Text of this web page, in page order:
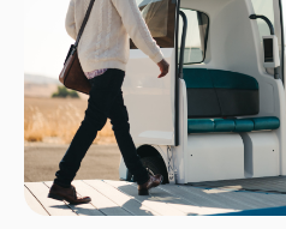
높아졌다"고 언급했다. 이를 두고 디인
조짐을 반영한 것"이라고 전했다. 이어
세금과 규제 완화 정책을 통한 경제 회
가능성이 있다"고 전망했다. 그간 트럼프
강화하기 위한 움직임을 보여왔다. 그는
데이비드 색스의 자택에서 모금 행사를
제이콥 헬버그 등 일부 인사를 영입한 것
토론 이후 소셜 미디어 X통해 생방송 중
"바이든이 토론을 감당할 수 없다면 쿠